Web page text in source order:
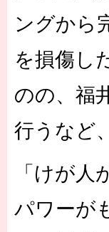
ングから
を損傷し
のの、福
行うなど
「けが
パワーが